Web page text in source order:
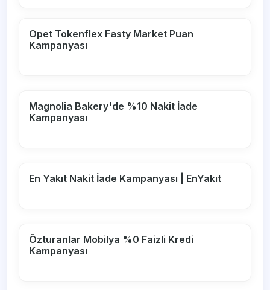
Opet Tokenflex Fasty Market Puan
Kampanyası
Magnolia Bakery'de %10 Nakit İade
Kampanyası
En Yakıt Nakit İade Kampanyası | EnYakıt
Özturanlar Mobilya %0 Faizli Kredi
Kampanyası